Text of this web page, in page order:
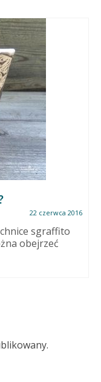
22 czerwca 2016
sgraffito
obejrzeć